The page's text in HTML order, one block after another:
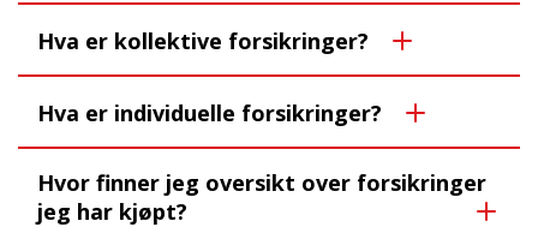
Hva er kollektive forsikringer?
Hva er individuelle forsikringer?
Hvor finner jeg oversikt over forsikringer
jeg har kjøpt?